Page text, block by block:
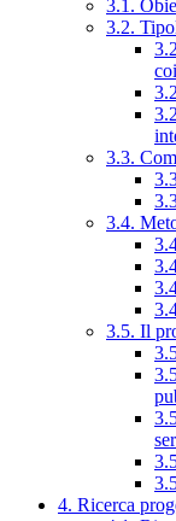
3.1.
3.2.
3.3.
3.4.
3.5. Il
4. Ricerca